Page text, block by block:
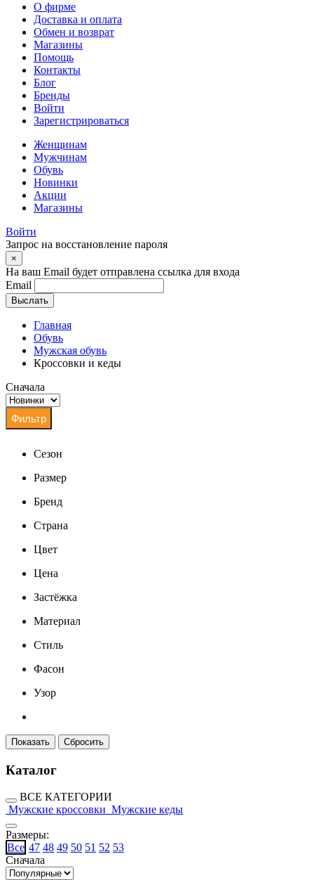
О фирме
Доставка и оплата
Обмен и возврат
Магазины
Помощь
Контакты
Блог
Бренды
Войти
Зарегистрироваться
Женщинам
Мужчинам
Обувь
Новинки
Акции
Магазины
Войти
Запрос на восстановление пароля
×
На ваш Email будет отправлена ссылка для входа
Email
Выслать
Главная
Обувь
Мужская обувь
Кроссовки и кеды
Сначала
Сезон
Размер
Бренд
Страна
Цвет
Цена
Застёжка
Материал
Стиль
Фасон
Узор
Каталог
ВСЕ КАТЕГОРИИ
Мужские кроссовки Мужские кеды
Размеры:
Все 47 48 49 50 51 52 53
Сначала